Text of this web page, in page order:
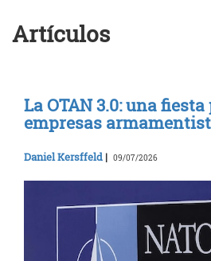
Artículos
La OTAN 3.0: una
empresas
Daniel Kersffeld | 09/07/2026